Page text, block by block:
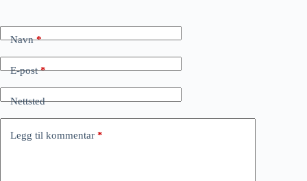
Navn*
E-post*
Nettsted
Legg til kommentar *